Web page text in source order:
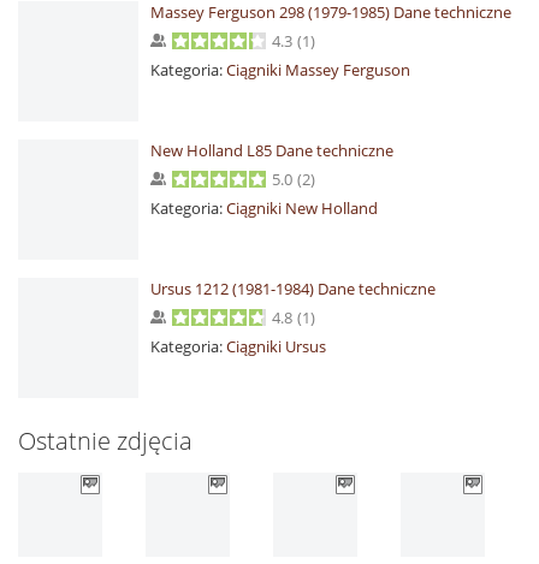
Massey Ferguson 298 (1979-1985) Dane techniczne
4.3 (1)
Kategoria:Ciągniki Massey Ferguson
New Holland L85 Dane techniczne
5.0 (2)
Kategoria:Ciągniki New Holland
Ursus 1212 (1981-1984) Dane techniczne
4.8 (1)
Kategoria:Ciągniki Ursus
Ostatnie zdjęcia